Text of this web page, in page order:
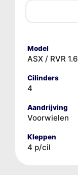
Model
ASX / RVR 1.6
Cilinders
4
Aandrijving
Voorwielen
Kleppen
4 p/cil